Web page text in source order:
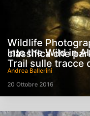
Wildlife
classifica che
Andrea Ballerini
20 Ottobre 2016
Into the Wild in
Trail sulle tracce